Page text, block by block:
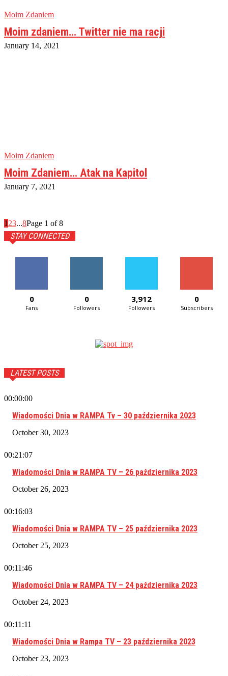
Moim Zdaniem
Moim zdaniem… Twitter nie ma racji
January 14, 2021
Moim Zdaniem
Moim Zdaniem… Atak na Kapitol
January 7, 2021
1 23...8Page 1 of 8
STAY CONNECTED
0
Fans
0
Followers
3,912
Followers
0
Subscribers
LATEST POSTS
00:00:00
Wiadomości Dnia w RAMPA Tv – 30 października 2023
October 30, 2023
00:21:07
Wiadomości Dnia w RAMPA TV – 26 października 2023
October 26, 2023
00:16:03
Wiadomości Dnia w RAMPA TV – 25 października 2023
October 25, 2023
00:11:46
Wiadomości Dnia w RAMPA TV – 24 października 2023
October 24, 2023
00:11:11
Wiadomości Dnia w Rampa TV – 23 października 2023
October 23, 2023